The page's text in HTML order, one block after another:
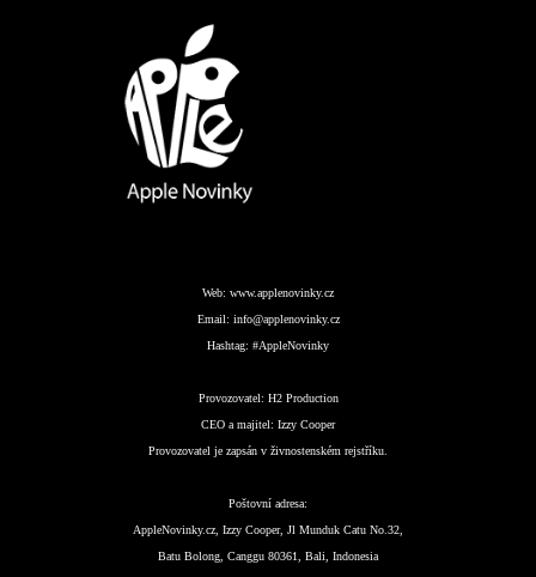
Web: www.applenovinky.cz
Email: info@applenovinky.cz
Hashtag: #AppleNovinky
Provozovatel: H2 Production
CEO a majitel: Izzy Cooper
Provozovatel je zapsán v živnostenském rejstříku.
Poštovní adresa:
AppleNovinky.cz, Izzy Cooper, Jl Munduk Catu No.32,
Batu Bolong, Canggu 80361, Bali, Indonesia